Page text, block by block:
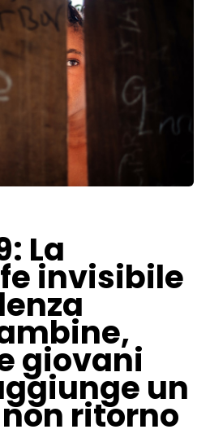
La
invisibile
giovani
un
ritorno